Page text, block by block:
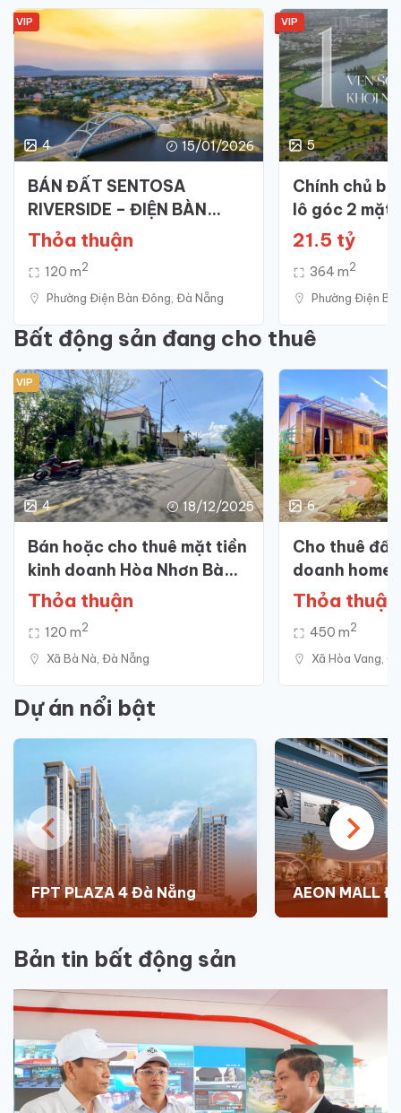
4 15/01/2026
VIP
BÁN ĐẤT SENTOSA
RIVERSIDE – ĐIỆN BÀN
ĐÔNG
Thỏa thuận
120 m2
Phường‍ Điện‍ Bàn‍ Đông, Đà Nẵng
5
VIP
Chính chủ
lô góc 2 mặt
Palace –
21.5 tỷ
364 m2
Phường‍ Điện‍
Bất động sản đang cho thuê
4 18/12/2025
VIP
Bán hoặc cho thuê mặt tiền
kinh doanh Hòa Nhơn Bà
Nà, khu dân cư đông đúc
Thỏa thuận
120 m2
Xã‍ Bà‍ Nà, Đà Nẵng
6
Cho thuê đất
doanh
du lịch sinh
Thỏa thuận
450 m2
Xã‍ Hòa‍ Vang,
Dự án nổi bật
FPT PLAZA 4 Đà Nẵng AEON MALL
Bản tin bất động sản